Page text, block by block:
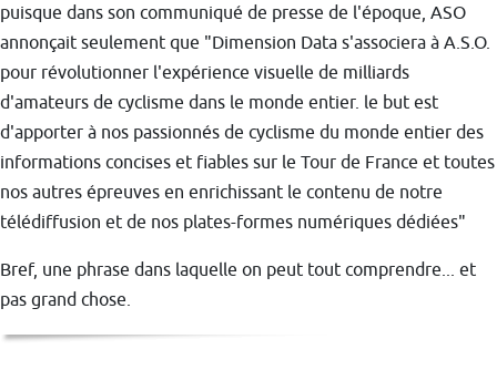
puisque dans son communiqué de presse de l'époque, ASO
annonçait seulement que "Dimension Data s'associera à A.S.O.
pour révolutionner l'expérience visuelle de milliards
d'amateurs de cyclisme dans le monde entier. le but est
d'apporter à nos passionnés de cyclisme du monde entier des
informations concises et fiables sur le Tour de France et toutes
nos autres épreuves en enrichissant le contenu de notre
télédiffusion et de nos plates-formes numériques dédiées"
Bref, une phrase dans laquelle on peut tout comprendre... et
pas grand chose.